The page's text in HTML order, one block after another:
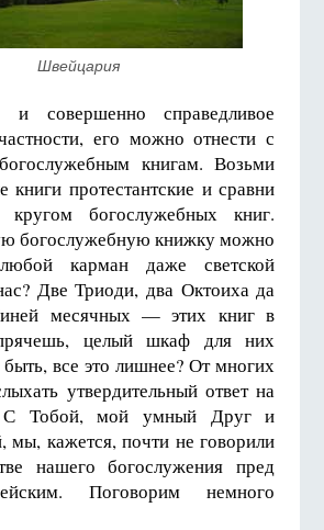
Швейцария
совершенно справедливое
его можно отнести с
книгам. Возьми
книги протестантские и сравни
богослужебных книг.
богослужебную книжку можно
карман даже светской
Две Триоди, два Октоиха да
месячных — этих книг в
целый шкаф для них
все это лишнее? От многих
утвердительный ответ на
С Тобой, мой умный Друг и
мы, кажется, почти не говорили
нашего богослужения пред
Поговорим немного